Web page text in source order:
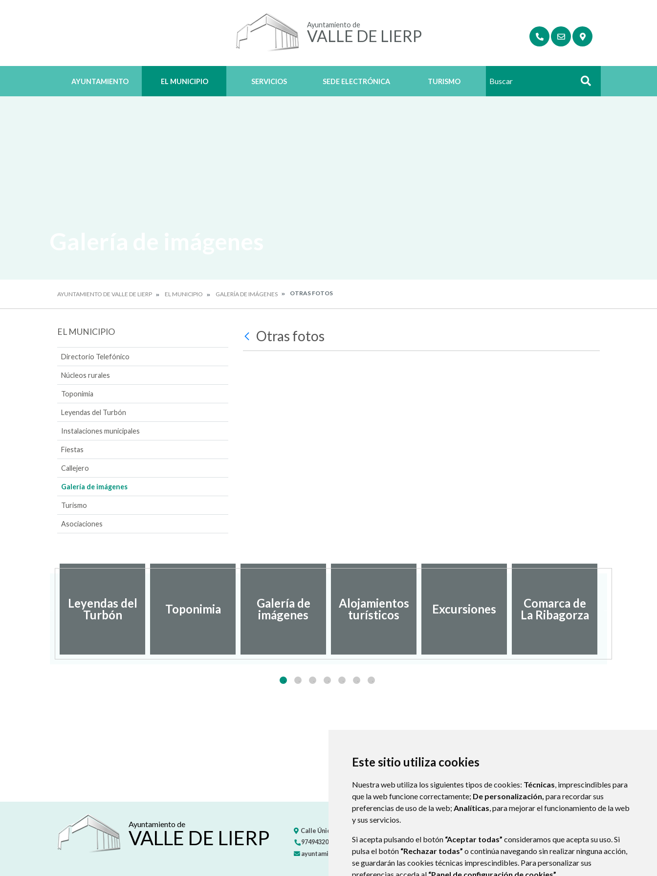
Este sitio utiliza cookies
Nuestra web utiliza los siguientes tipos de cookies: Técnicas, imprescindibles para
que la web funcione correctamente; De personalización, para recordar sus
preferencias de uso de la web; Analíticas, para mejorar el funcionamiento de la web
y sus servicios.
Si acepta pulsando el botón “Aceptar todas” consideramos que acepta su uso. Si
pulsa el botón “Rechazar todas” o continúa navegando sin realizar ninguna acción,
se guardarán las cookies técnicas imprescindibles. Para personalizar sus
Ayuntamiento de
VALLE DE LIERP
AYUNTAMIENTO EL MUNICIPIO SERVICIOS SEDE ELECTRÓNICA TURISMO Buscar
AYUNTAMIENTO DE VALLE DE LIERP EL MUNICIPIO GALERÍA DE IMÁGENES OTRAS FOTOS
EL MUNICIPIO
Directorio Telefónico
Núcleos rurales
Toponimia
Leyendas del Turbón
Instalaciones municipales
Fiestas
Callejero
Galería de imágenes
Turismo
Asociaciones
Otras fotos
Leyendas del
Turbón
Toponimia
Galería de
imágenes
Alojamientos
turísticos
Excursiones
Comarca de
La Ribagorza
Ayuntamiento de
VALLE DE LIERP Calle Única, s/n
974943201
722533406
ayuntamiento@vallelierp.es